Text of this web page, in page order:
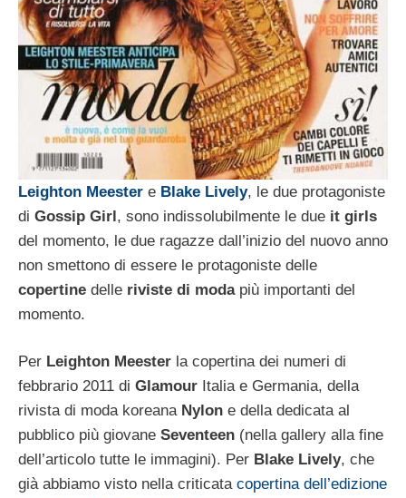
Leighton Meester e Blake Lively, le due protagoniste
di Gossip Girl, sono indissolubilmente le due it girls
del momento, le due ragazze dall’inizio del nuovo anno
non smettono di essere le protagoniste delle
copertine delle riviste di moda più importanti del
momento.
Per Leighton Meester la copertina dei numeri di
febbrario 2011 di Glamour Italia e Germania, della
rivista di moda koreana Nylon e della dedicata al
pubblico più giovane Seventeen (nella gallery alla fine
dell’articolo tutte le immagini). Per Blake Lively, che
già abbiamo visto nella criticatacopertina dell’edizione